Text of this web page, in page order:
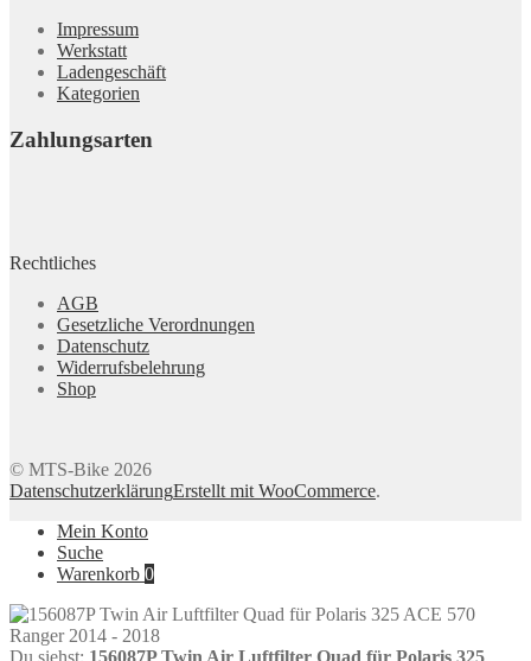
Impressum
Werkstatt
Ladengeschäft
Kategorien
Zahlungsarten
Rechtliches
AGB
Gesetzliche Verordnungen
Datenschutz
Widerrufsbelehrung
Shop
© MTS-Bike 2026
DatenschutzerklärungErstellt mit WooCommerce.
Mein Konto
Suche
Warenkorb 0